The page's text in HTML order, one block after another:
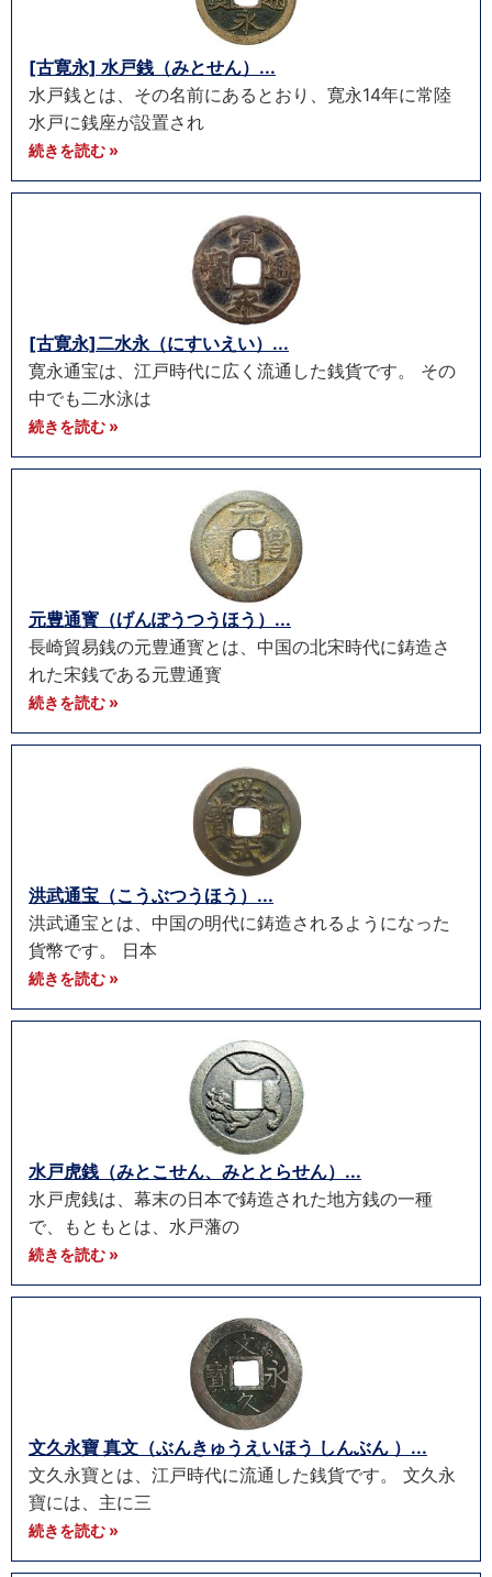
[古寛永] 水戸銭（みとせん）...
水戸銭とは、その名前にあるとおり、寛永14年に常陸
水戸に銭座が設置され
続きを読む »
[古寛永]二水永（にすいえい）...
寛永通宝は、江戸時代に広く流通した銭貨です。 その
中でも二水泳は
続きを読む »
元豊通寳（げんぽうつうほう）...
長崎貿易銭の元豊通寳とは、中国の北宋時代に鋳造さ
れた宋銭である元豊通寳
続きを読む »
洪武通宝（こうぶつうほう）...
洪武通宝とは、中国の明代に鋳造されるようになった
貨幣です。 日本
続きを読む »
水戸虎銭（みとこせん、みととらせん）...
水戸虎銭は、幕末の日本で鋳造された地方銭の一種
で、もともとは、水戸藩の
続きを読む »
文久永寶 真文（ぶんきゅうえいほう しんぶん ）...
文久永寶とは、江戸時代に流通した銭貨です。 文久永
寶には、主に三
続きを読む »